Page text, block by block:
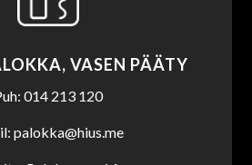
VASEN PÄÄTY
014 213 120
palokka@hius.me